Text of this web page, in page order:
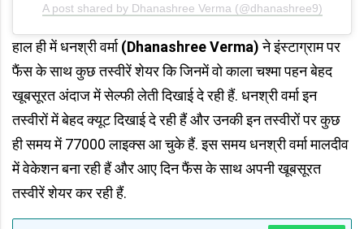
A post shared by Dhanashree Verma (@dhanashree9)
हाल ही में धनश्री वर्मा(Dhanashree Verma)ने इंस्टाग्राम पर
फैंस के साथ कुछ तस्वीरें शेयर कि जिनमें वो काला चश्मा पहन बेहद
खूबसूरत अंदाज में सेल्फी लेती दिखाई दे रही हैं. धनश्री वर्मा इन
तस्वीरों में बेहद क्यूट दिखाई दे रही हैं और उनकी इन तस्वीरों पर कुछ
ही समय में 77000 लाइक्स आ चुके हैं. इस समय धनश्री वर्मा मालदीव
में वेकेशन बना रही हैं और आए दिन फैंस के साथ अपनी खूबसूरत
तस्वीरें शेयर कर रही हैं.